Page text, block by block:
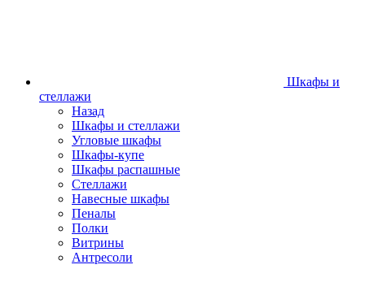
Шкафы и
стеллажи
Назад
Шкафы и стеллажи
Угловые шкафы
Шкафы-купе
Шкафы распашные
Стеллажи
Навесные шкафы
Пеналы
Полки
Витрины
Антресоли